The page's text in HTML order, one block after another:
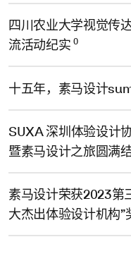
四川农业大学视觉传
流活动纪实 0
十五年，素马设计
SUXA 深圳体验设计
暨素马设计之旅圆满
素马设计荣获2023第
大杰出体验设计机构”